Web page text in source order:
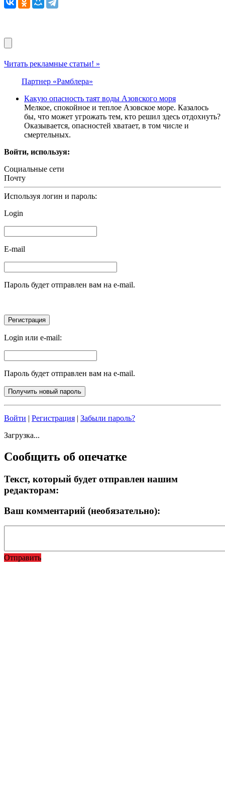
Читать рекламные статьи! »
Партнер «Рамблера»
Какую опасность таят воды Азовского моря
Мелкое, спокойное и теплое Азовское море. Казалось
бы, что может угрожать тем, кто решил здесь отдохнуть?
Оказывается, опасностей хватает, в том числе и
смертельных.
Войти, используя:
Социальные сети
Почту
Используя логин и пароль:
Login
E-mail
Пароль будет отправлен вам на e-mail.
Login или e-mail:
Пароль будет отправлен вам на e-mail.
Войти | Регистрация | Забыли пароль?
Загрузка...
Сообщить об опечатке
Текст, который будет отправлен нашим
редакторам:
Ваш комментарий (необязательно):
Отправить